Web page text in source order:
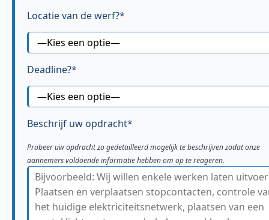
Locatie van de werf?*
Deadline?*
Beschrijf uw opdracht*
Probeer uw opdracht zo gedetailleerd mogelijk te beschrijven zodat onze
aannemers voldoende informatie hebben om op te reageren.